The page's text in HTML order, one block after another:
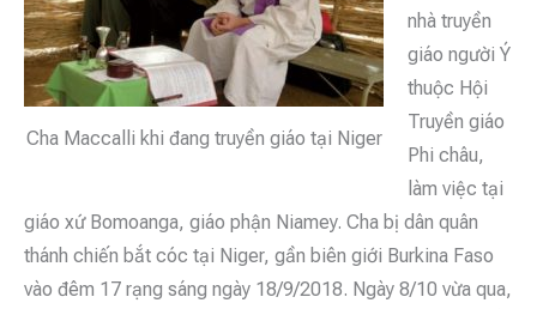
Cha Maccalli khi đang truyền giáo tại Niger
nhà truyền
giáo người Ý
thuộc Hội
Truyền giáo
Phi châu,
làm việc tại
giáo xứ Bomoanga, giáo phận Niamey. Cha bị dân quân
thánh chiến bắt cóc tại Niger, gần biên giới Burkina Faso
vào đêm 17 rạng sáng ngày 18/9/2018. Ngày 8/10 vừa qua,